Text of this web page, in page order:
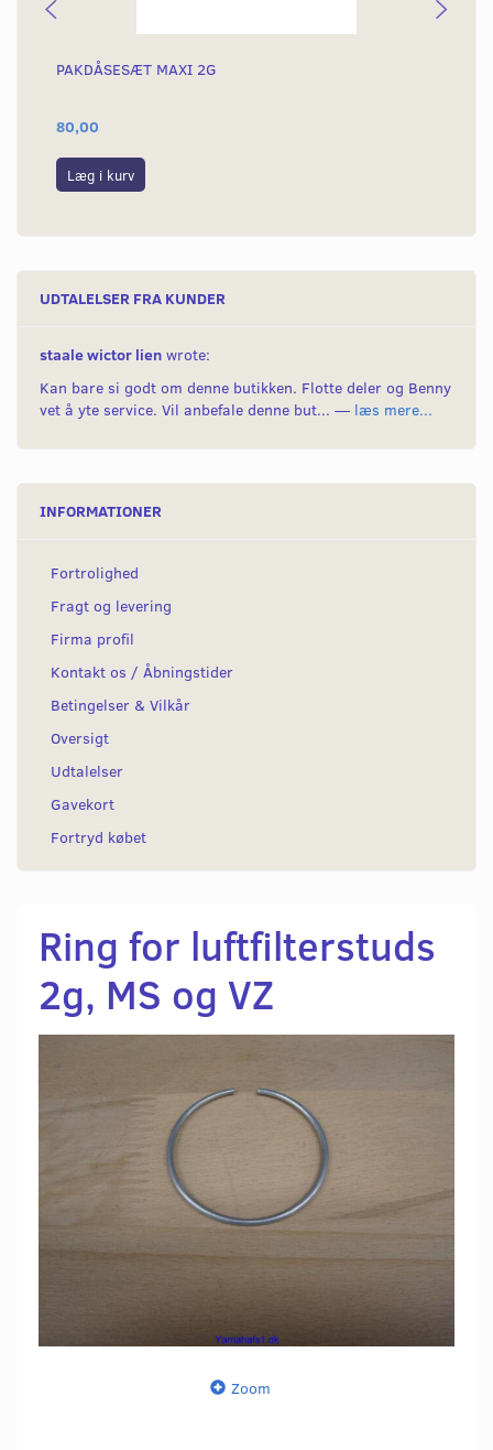
PAKDÅSESÆT MAXI 2G
80,00
Læg i kurv
UDTALELSER FRA KUNDER
staale wictor lien wrote:
Kan bare si godt om denne butikken. Flotte deler og Benny
vet å yte service. Vil anbefale denne but... — læs mere...
INFORMATIONER
Fortrolighed
Fragt og levering
Firma profil
Kontakt os / Åbningstider
Betingelser & Vilkår
Oversigt
Udtalelser
Gavekort
Fortryd købet
Ring for luftfilterstuds
2g, MS og VZ
Zoom